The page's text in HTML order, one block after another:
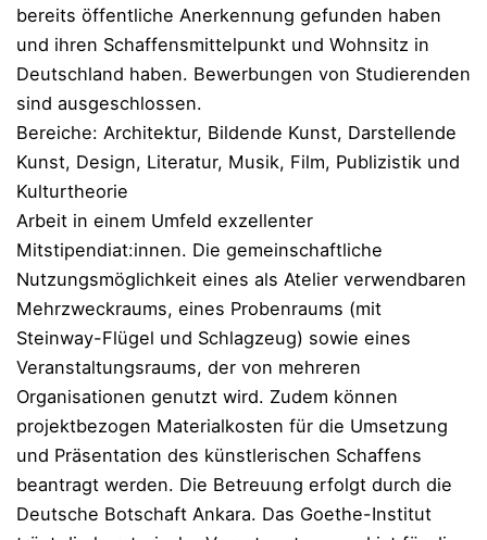
bereits öffentliche Anerkennung gefunden haben
und ihren Schaffensmittelpunkt und Wohnsitz in
Deutschland haben. Bewerbungen von Studierenden
sind ausgeschlossen.
Bereiche: Architektur, Bildende Kunst, Darstellende
Kunst, Design, Literatur, Musik, Film, Publizistik und
Kulturtheorie
Arbeit in einem Umfeld exzellenter
Mitstipendiat:innen. Die gemeinschaftliche
Nutzungsmöglichkeit eines als Atelier verwendbaren
Mehrzweckraums, eines Probenraums (mit
Steinway-Flügel und Schlagzeug) sowie eines
Veranstaltungsraums, der von mehreren
Organisationen genutzt wird. Zudem können
projektbezogen Materialkosten für die Umsetzung
und Präsentation des künstlerischen Schaffens
beantragt werden. Die Betreuung erfolgt durch die
Deutsche Botschaft Ankara. Das Goethe-Institut